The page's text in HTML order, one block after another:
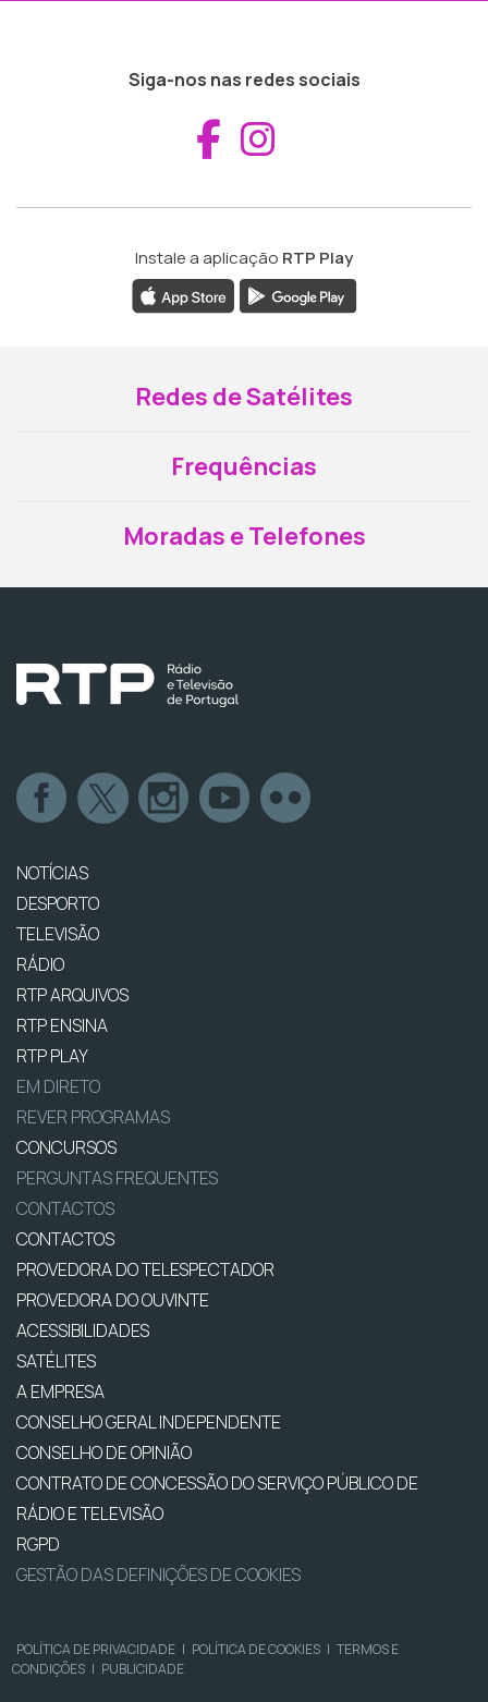
Siga-nos nas redes sociais
Aceder ao
Instale a aplicação RTP Play
Redes de Satélites
Frequências
Moradas e Telefones
NOTÍCIAS
DESPORTO
TELEVISÃO
RÁDIO
RTP ARQUIVOS
RTP ENSINA
RTP PLAY
EM DIRETO
REVER PROGRAMAS
CONCURSOS
PERGUNTAS FREQUENTES
CONTACTOS
CONTACTOS
PROVEDORA DO TELESPECTADOR
PROVEDORA DO OUVINTE
ACESSIBILIDADES
SATÉLITES
A EMPRESA
CONSELHO GERAL INDEPENDENTE
CONSELHO DE OPINIÃO
CONTRATO DE CONCESSÃO DO SERVIÇO PÚBLICO DE
RÁDIO E TELEVISÃO
RGPD
GESTÃO DAS DEFINIÇÕES DE COOKIES
POLÍTICA DE PRIVACIDADE | POLÍTICA DE COOKIES | TERMOS E
CONDIÇÕES | PUBLICIDADE